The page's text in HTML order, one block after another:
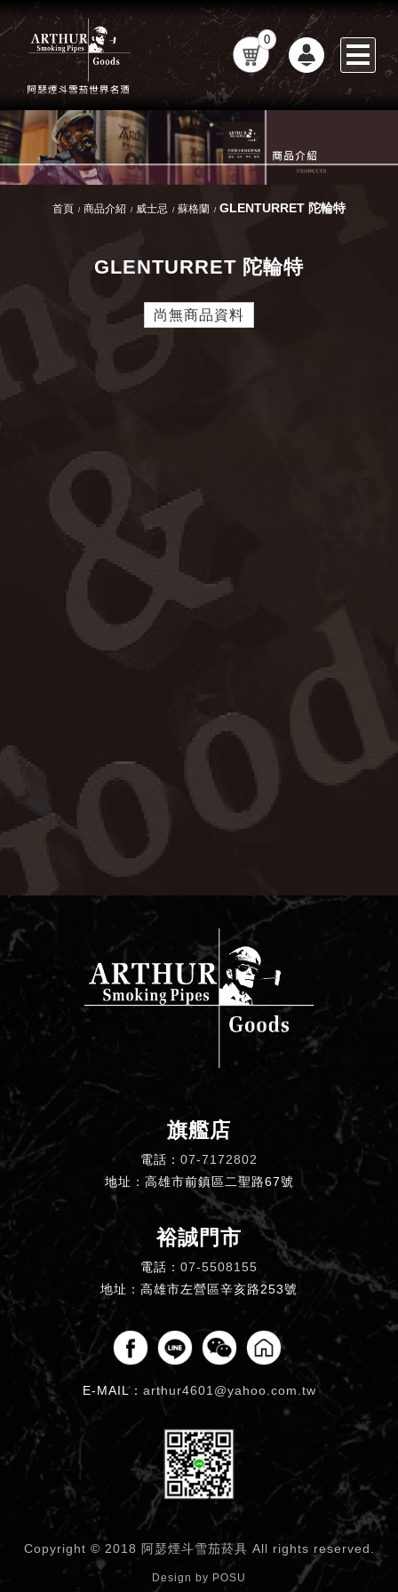
0
首頁 商品介紹 威士忌 蘇格蘭 GLENTURRET 陀輪特
GLENTURRET 陀輪特
尚無商品資料
旗艦店
電話： 07-7172802
地址：高雄市前鎮區二聖路67號
裕誠門市
電話： 07-5508155
地址：高雄市左營區辛亥路253號
E-MAIL： arthur4601@yahoo.com.tw
Copyright © 2018 阿瑟煙斗雪茄菸具 All rights reserved.
Design by POSU